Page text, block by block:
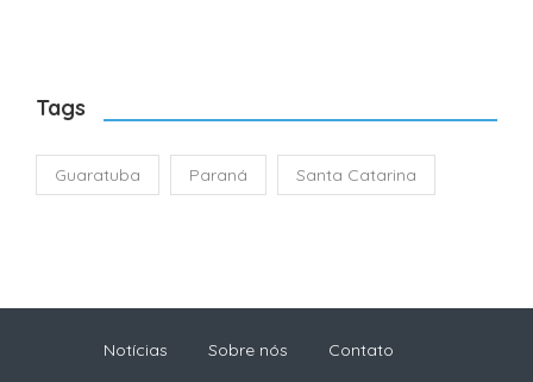
Tags
Guaratuba Paraná Santa Catarina
Notícias Sobre nós Contato